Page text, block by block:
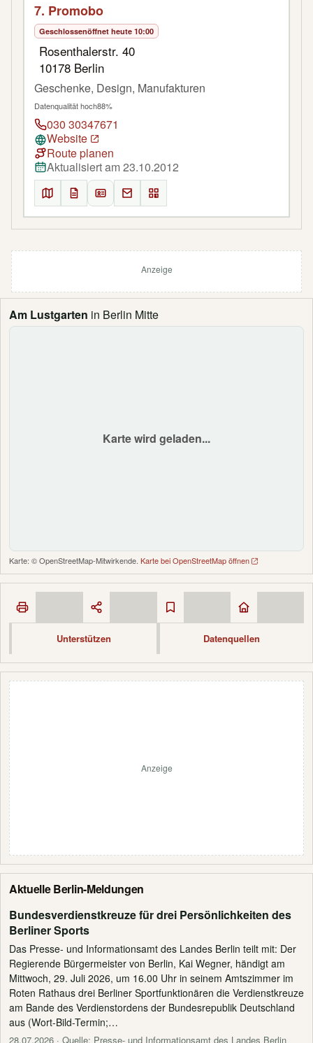
Am Lustgarten in Berlin Mitte
Karte wird geladen...
Karte: © OpenStreetMap-Mitwirkende. Karte bei OpenStreetMap öffnen
Unterstützen Datenquellen
Anzeige
Aktuelle Berlin-Meldungen
Bundesverdienstkreuze für drei Persönlichkeiten des
Berliner Sports
Das Presse- und Informationsamt des Landes Berlin teilt mit: Der
Regierende Bürgermeister von Berlin, Kai Wegner, händigt am
Mittwoch, 29. Juli 2026, um 16.00 Uhr in seinem Amtszimmer im
Roten Rathaus drei Berliner Sportfunktionären die Verdienstkreuze
am Bande des Verdienstordens der Bundesrepublik Deutschland
aus (Wort-Bild-Termin;…
28.07.2026 · Quelle: Presse- und Informationsamt des Landes Berlin
7. Promobo
Geschlossenöffnet heute 10:00
Rosenthalerstr. 40
10178 Berlin
Geschenke, Design, Manufakturen
Datenqualität hoch88%
030 30347671
Website
Route planen
Aktualisiert am 23.10.2012
Anzeige